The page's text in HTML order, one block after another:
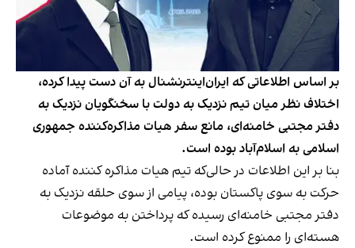
بر اساس اطلاعاتی که ایران‌اینترنشنال به آن دست پیدا کرده،
اختلاف نظر میان تیم نزدیک به دولت با سخنگویان نزدیک به
دفتر مجتبی خامنه‌ای، مانع سفر هیات مذاکره‌کننده جمهوری
اسلامی به اسلام‌آباد بوده است.
بنا بر این اطلاعات در حالی‌که تیم هیات مذاکره کننده آماده
حرکت به سوی پاکستان بوده، پیامی از سوی حلقه نزدیک به
دفتر مجتبی خامنه‌ای رسیده که پرداختن به موضوعات
هسته‌ای را ممنوع کرده است.